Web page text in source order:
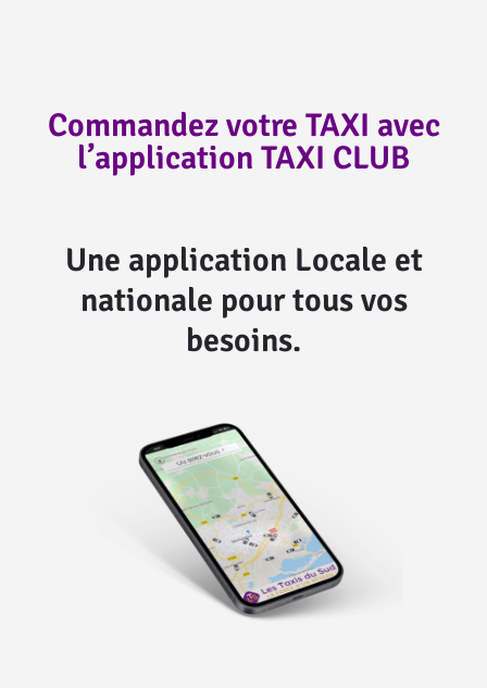
Commandez votre TAXI avec
l’application TAXI CLUB
Une application Locale et
nationale pour tous vos
besoins.